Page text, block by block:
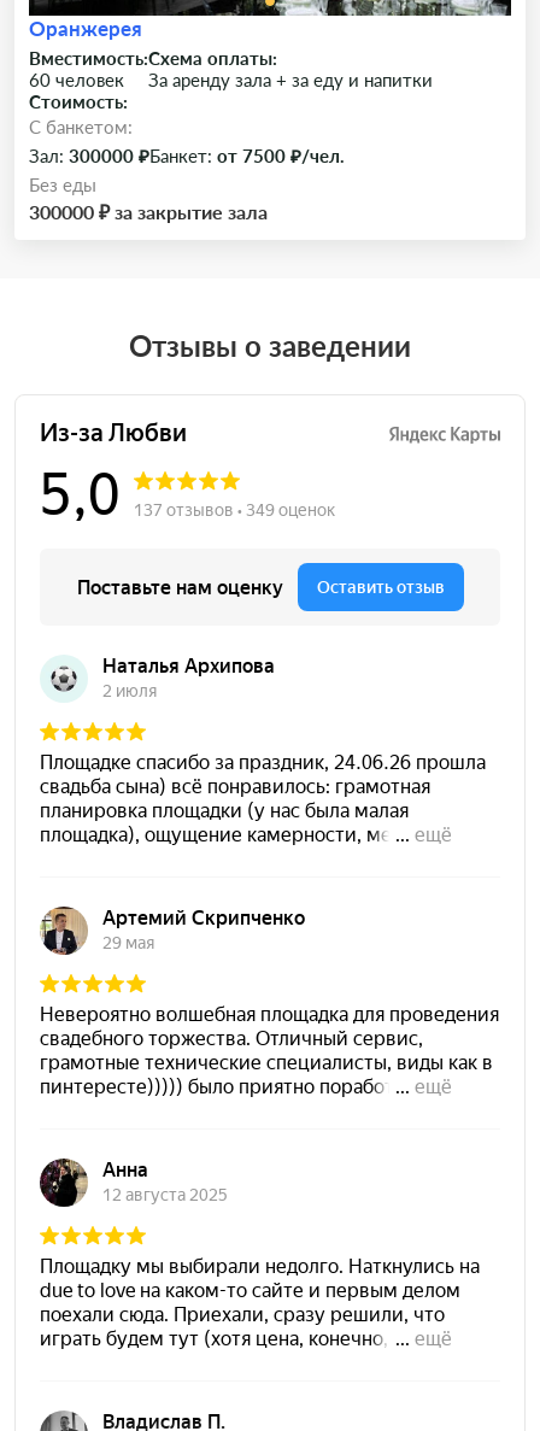
Оранжерея
Вместимость:
60 человек
Схема оплаты:
За аренду зала + за еду и напитки
Стоимость:
C банкетом:
Зал: 300000 ₽Банкет: от 7500 ₽/чел.
Без еды
300000 ₽ за закрытие зала
Отзывы о заведении